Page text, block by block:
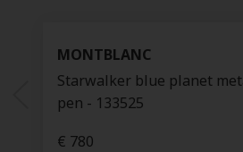
MONTBLANC
Starwalker blue planet
pen - 133525
€ 780